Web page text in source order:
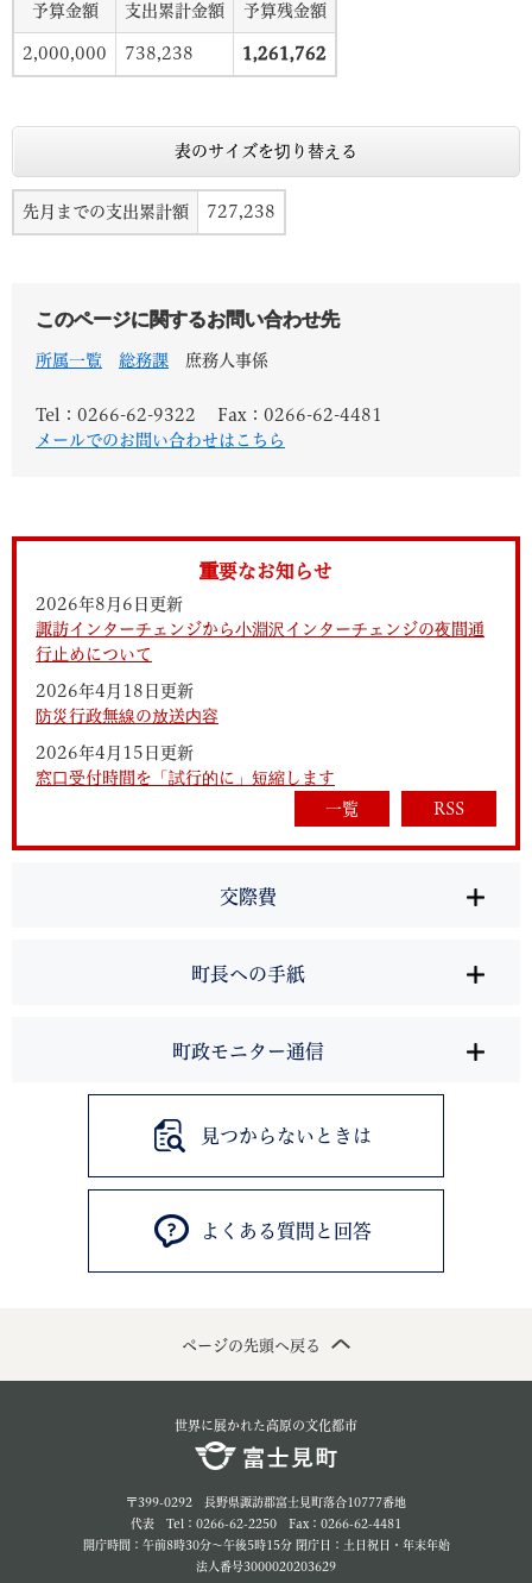
予算金額 支出累計金額 予算残金額
2,000,000 738,238 1,261,762
表のサイズを切り替える
先月までの支出累計額 727,238
このページに関するお問い合わせ先
所属一覧 総務課 庶務人事係
Tel：0266-62-9322
Fax：0266-62-4481
メールでのお問い合わせはこちら
重要なお知らせ
2026年8月6日更新
諏訪インターチェンジから小淵沢インターチェンジの夜間通
行止めについて
2026年4月18日更新
防災行政無線の放送内容
2026年4月15日更新
窓口受付時間を「試行的に」短縮します
一覧
RSS
交際費
町長への手紙
町政モニター通信
見つからないときは
よくある質問と回答
ページの先頭へ戻る
世界に展かれた高原の文化都市
〒399-0292 長野県諏訪郡富士見町落合10777番地
代表 Tel：0266-62-2250 Fax：0266-62-4481
開庁時間：午前8時30分～午後5時15分 閉庁日：土日祝日・年末年始
法人番号3000020203629